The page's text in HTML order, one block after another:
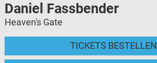
Daniel Fassbender
Heaven's Gate
TICKETS BESTELLEN